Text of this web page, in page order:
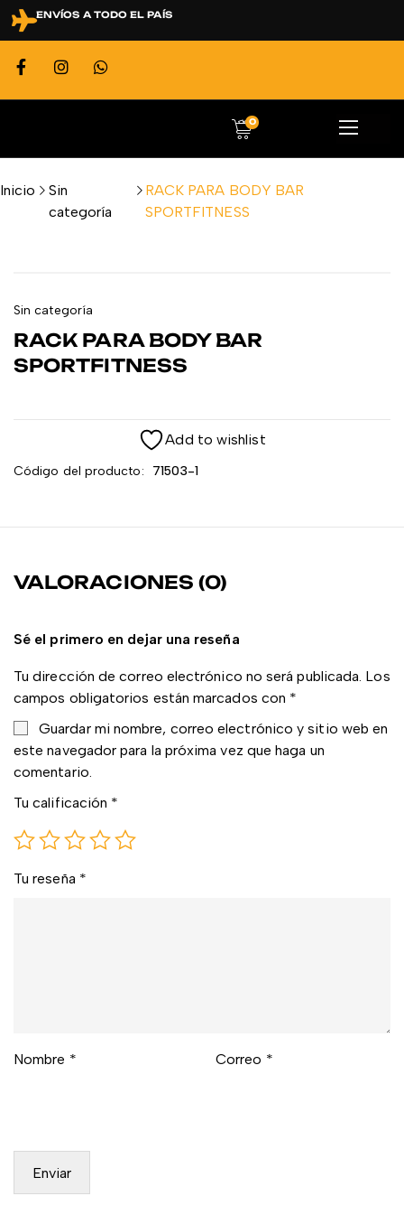
ENVÍOS A TODO EL PAÍS
0
Inicio
Sin
categoría
RACK PARA BODY BAR
SPORTFITNESS
Sin categoría
RACK PARA BODY BAR
SPORTFITNESS
Add to wishlist
Código del producto: 71503-1
VALORACIONES (0)
Sé el primero en dejar una reseña
Tu dirección de correo electrónico no será publicada. Los
campos obligatorios están marcados con *
Guardar mi nombre, correo electrónico y sitio web en
este navegador para la próxima vez que haga un
comentario.
Tu calificación *
Tu reseña *
Nombre * Correo *